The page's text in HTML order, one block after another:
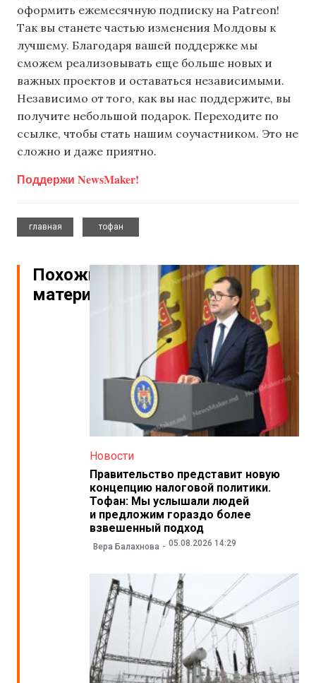
оформить ежемесячную подписку на Patreon!
Так вы станете частью изменения Молдовы к
лучшему. Благодаря вашей поддержке мы
сможем реализовывать еще больше новых и
важных проектов и оставаться независимыми.
Независимо от того, как вы нас поддержите, вы
получите небольшой подарок. Переходите по
ссылке, чтобы стать нашим соучастником. Это не
сложно и даже приятно.
Поддержи NewsMaker!
главная
тофан
Похожие
материалы
Новости
Правительство представит новую
концепцию налоговой политики.
Тофан: Мы услышали людей
и предложим гораздо более
взвешенный подход
Вера Балахнова 05.08.2026 14:29